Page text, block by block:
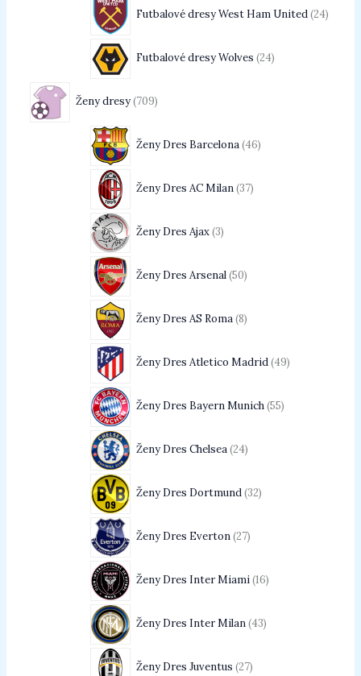
Futbalové dresy West Ham United 24
Futbalové dresy Wolves 24
Ženy dresy 709
Ženy Dres Barcelona 46
Ženy Dres AC Milan 37
Ženy Dres Ajax 3
Ženy Dres Arsenal 50
Ženy Dres AS Roma 8
Ženy Dres Atletico Madrid 49
Ženy Dres Bayern Munich 55
Ženy Dres Chelsea 24
Ženy Dres Dortmund 32
Ženy Dres Everton 27
Ženy Dres Inter Miami 16
Ženy Dres Inter Milan 43
Ženy Dres Juventus 27